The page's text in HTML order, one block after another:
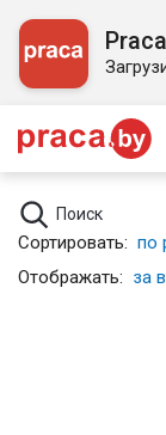
Поиск
Сортировать: по
Отображать: за